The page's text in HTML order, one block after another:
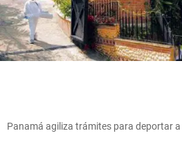
Panamá agiliza trámites para deportar a